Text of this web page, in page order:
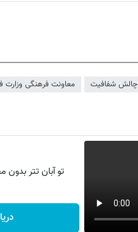
چالش شفافیت معاونت فرهنگی وزارت
تو آبان تتر